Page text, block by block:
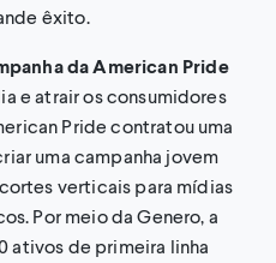
êxito.
da American Pride
e atrair os consumidores
Pride contratou uma
uma campanha jovem
verticais para mídias
Por meio da Genero, a
ativos de primeira linha